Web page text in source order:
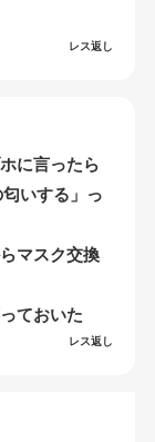
レス返し
に言ったら
いする」っ
マスク交換
ておいた
レス返し